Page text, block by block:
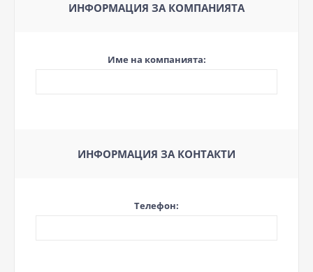
ИНФОРМАЦИЯ ЗА КОМПАНИЯТА
Име на компанията:
ИНФОРМАЦИЯ ЗА КОНТАКТИ
Телефон: